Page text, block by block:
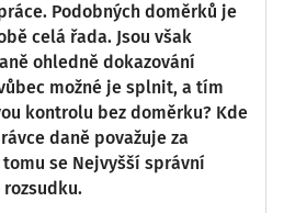
Podobných doměrků je
celá řada. Jsou však
ohledně dokazování
možné je splnit, a tím
kontrolu bez doměrku? Kde
daně považuje za
tomu se Nejvyšší správní